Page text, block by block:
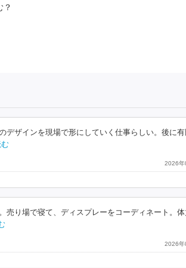
デザインを現場で形にしていく仕事らしい。後に有
む
2026年
売り場で寝て、ディスプレーをコーディネート。
2026年